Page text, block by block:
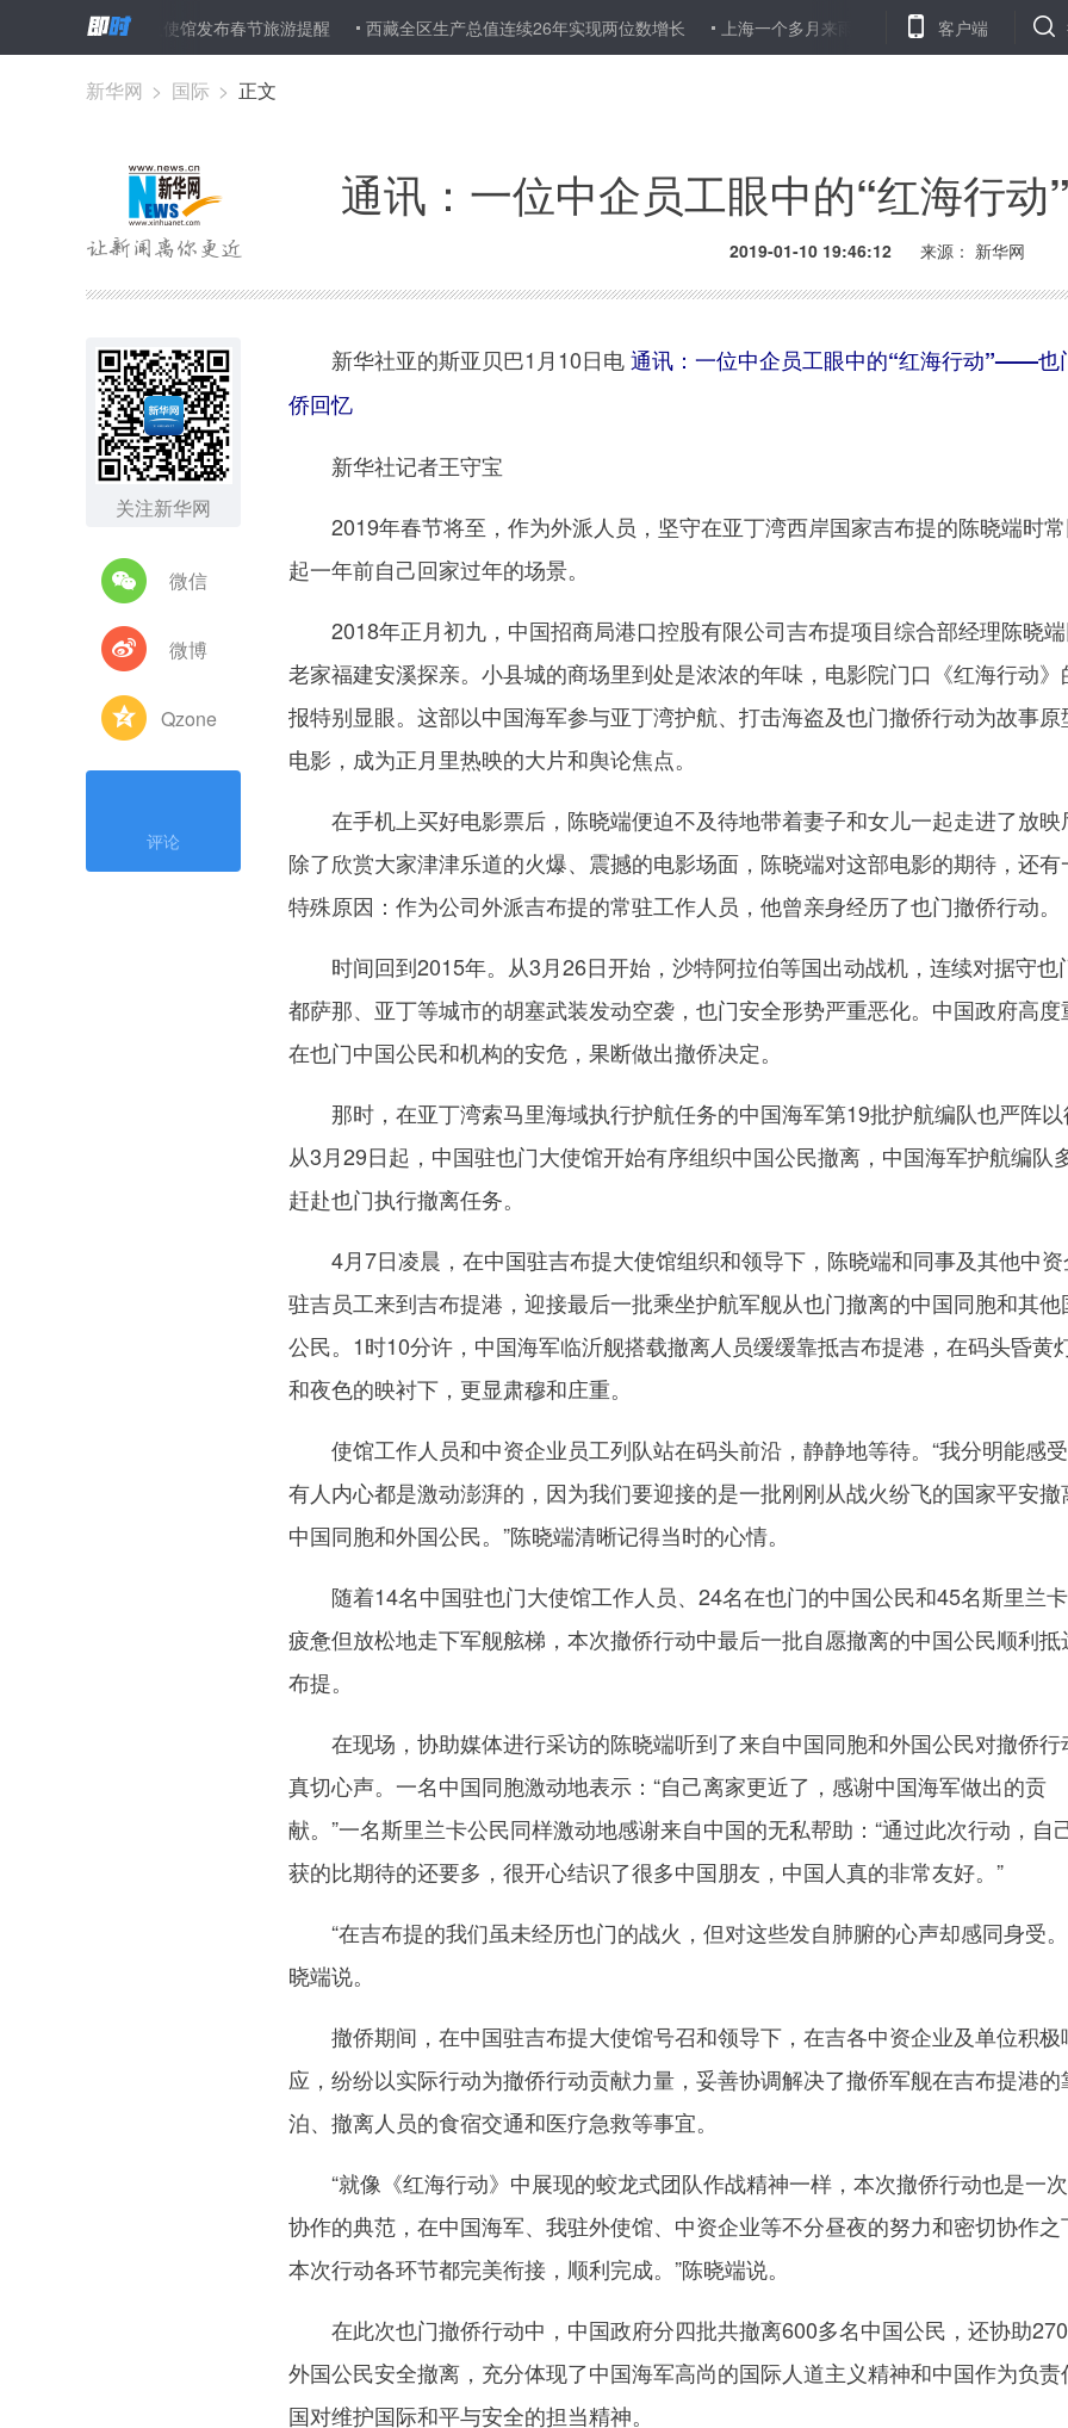
中国驻埃及使馆发布春节旅游提醒 西藏全区生产总值连续26年实现两位数增长 上海一个多月来雨量、雨日、日照等多项气象数据创历史
客户端
新华网 > 国际 > 正文
通讯：一位中企员工眼中的“红海行
2019-01-10 19:46:12 来源： 新华网
关注新华网
微信
微博
Qzone
评论
新华社亚的斯亚贝巴1月10日电通讯：一位中企员工眼中的“红海行动”——也
侨回忆
新华社记者王守宝
2019年春节将至，作为外派人员，坚守在亚丁湾西岸国家吉布提的陈晓端时
起一年前自己回家过年的场景。
2018年正月初九，中国招商局港口控股有限公司吉布提项目综合部经理陈晓
老家福建安溪探亲。小县城的商场里到处是浓浓的年味，电影院门口《红海行动》
报特别显眼。这部以中国海军参与亚丁湾护航、打击海盗及也门撤侨行动为故事原
电影，成为正月里热映的大片和舆论焦点。
在手机上买好电影票后，陈晓端便迫不及待地带着妻子和女儿一起走进了放映
除了欣赏大家津津乐道的火爆、震撼的电影场面，陈晓端对这部电影的期待，还有
特殊原因：作为公司外派吉布提的常驻工作人员，他曾亲身经历了也门撤侨行动。
时间回到2015年。从3月26日开始，沙特阿拉伯等国出动战机，连续对据守也
都萨那、亚丁等城市的胡塞武装发动空袭，也门安全形势严重恶化。中国政府高度
在也门中国公民和机构的安危，果断做出撤侨决定。
那时，在亚丁湾索马里海域执行护航任务的中国海军第19批护航编队也严阵以
从3月29日起，中国驻也门大使馆开始有序组织中国公民撤离，中国海军护航编队
赶赴也门执行撤离任务。
4月7日凌晨，在中国驻吉布提大使馆组织和领导下，陈晓端和同事及其他中资
驻吉员工来到吉布提港，迎接最后一批乘坐护航军舰从也门撤离的中国同胞和其他
公民。1时10分许，中国海军临沂舰搭载撤离人员缓缓靠抵吉布提港，在码头昏黄
和夜色的映衬下，更显肃穆和庄重。
使馆工作人员和中资企业员工列队站在码头前沿，静静地等待。“我分明能感
有人内心都是激动澎湃的，因为我们要迎接的是一批刚刚从战火纷飞的国家平安撤
中国同胞和外国公民。”陈晓端清晰记得当时的心情。
随着14名中国驻也门大使馆工作人员、24名在也门的中国公民和45名斯里兰
疲惫但放松地走下军舰舷梯，本次撤侨行动中最后一批自愿撤离的中国公民顺利抵
布提。
在现场，协助媒体进行采访的陈晓端听到了来自中国同胞和外国公民对撤侨行
真切心声。一名中国同胞激动地表示：“自己离家更近了，感谢中国海军做出的贡
献。”一名斯里兰卡公民同样激动地感谢来自中国的无私帮助：“通过此次行动，自
获的比期待的还要多，很开心结识了很多中国朋友，中国人真的非常友好。”
“在吉布提的我们虽未经历也门的战火，但对这些发自肺腑的心声却感同身受
晓端说。
撤侨期间，在中国驻吉布提大使馆号召和领导下，在吉各中资企业及单位积极
应，纷纷以实际行动为撤侨行动贡献力量，妥善协调解决了撤侨军舰在吉布提港的
泊、撤离人员的食宿交通和医疗急救等事宜。
“就像《红海行动》中展现的蛟龙式团队作战精神一样，本次撤侨行动也是一
协作的典范，在中国海军、我驻外使馆、中资企业等不分昼夜的努力和密切协作之
本次行动各环节都完美衔接，顺利完成。”陈晓端说。
在此次也门撤侨行动中，中国政府分四批共撤离600多名中国公民，还协助
外国公民安全撤离，充分体现了中国海军高尚的国际人道主义精神和中国作为负责
国对维护国际和平与安全的担当精神。